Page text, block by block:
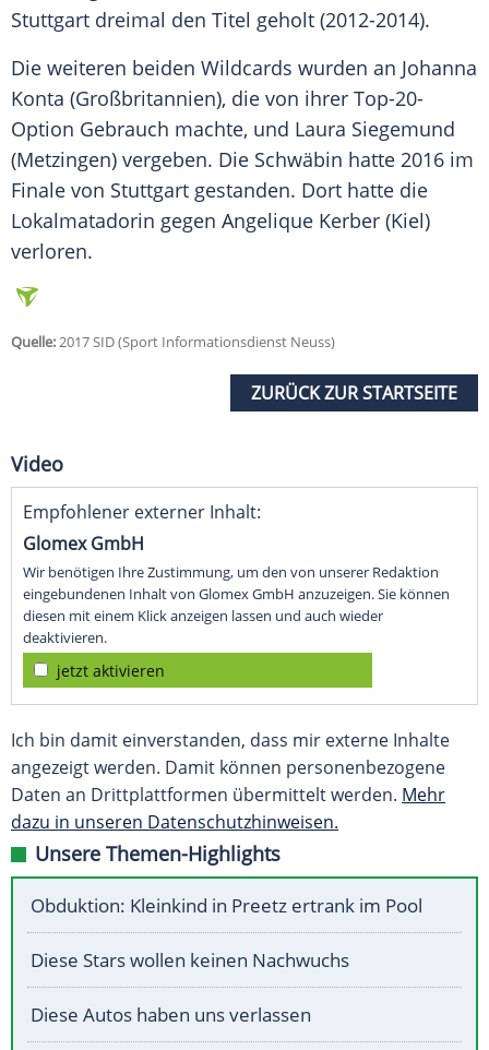
Stuttgart dreimal den Titel geholt (2012-2014).
Die weiteren beiden Wildcards wurden an Johanna
Konta (Großbritannien), die von ihrer Top-20-
Option Gebrauch machte, und Laura Siegemund
(Metzingen) vergeben. Die Schwäbin hatte 2016 im
Finale von Stuttgart gestanden. Dort hatte die
Lokalmatadorin gegen Angelique Kerber (Kiel)
verloren.
Quelle:2017 SID (Sport Informationsdienst Neuss)
ZURÜCK ZUR STARTSEITE
Video
Empfohlener externer Inhalt:
Glomex GmbH
Wir benötigen Ihre Zustimmung, um den von unserer Redaktion
eingebundenen Inhalt von Glomex GmbH anzuzeigen. Sie können
diesen mit einem Klick anzeigen lassen und auch wieder
deaktivieren.
jetzt aktivieren
Ich bin damit einverstanden, dass mir externe Inhalte
angezeigt werden. Damit können personenbezogene
Daten an Drittplattformen übermittelt werden. Mehr
dazu in unseren Datenschutzhinweisen.
Unsere Themen-Highlights
Obduktion: Kleinkind in Preetz ertrank im Pool
Diese Stars wollen keinen Nachwuchs
Diese Autos haben uns verlassen